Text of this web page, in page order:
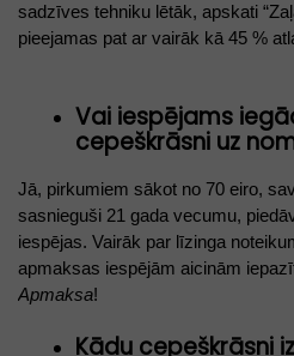
sadzīves tehniku lētāk, apskati
pieejamas pat ar vairāk kā 45 %
Vai iespējams
cepeškrāsni uz
Jā, pirkumiem sākot no 70 eiro,
sasnieguši 21 gada vecumu,
iespējas. Vairāk par līzinga
Apmaksa!
Kādu cepeškrāsni